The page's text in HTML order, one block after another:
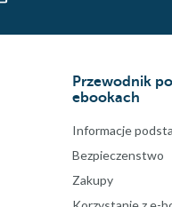
Przewodnik po
ebookach
Informacje
Bezpieczenstwo
Zakupy